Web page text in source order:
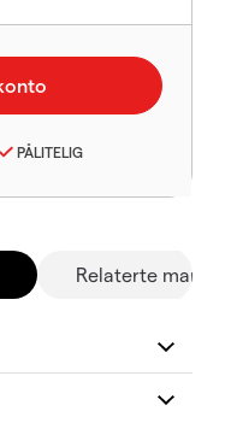
PÅLITELIG
Relaterte